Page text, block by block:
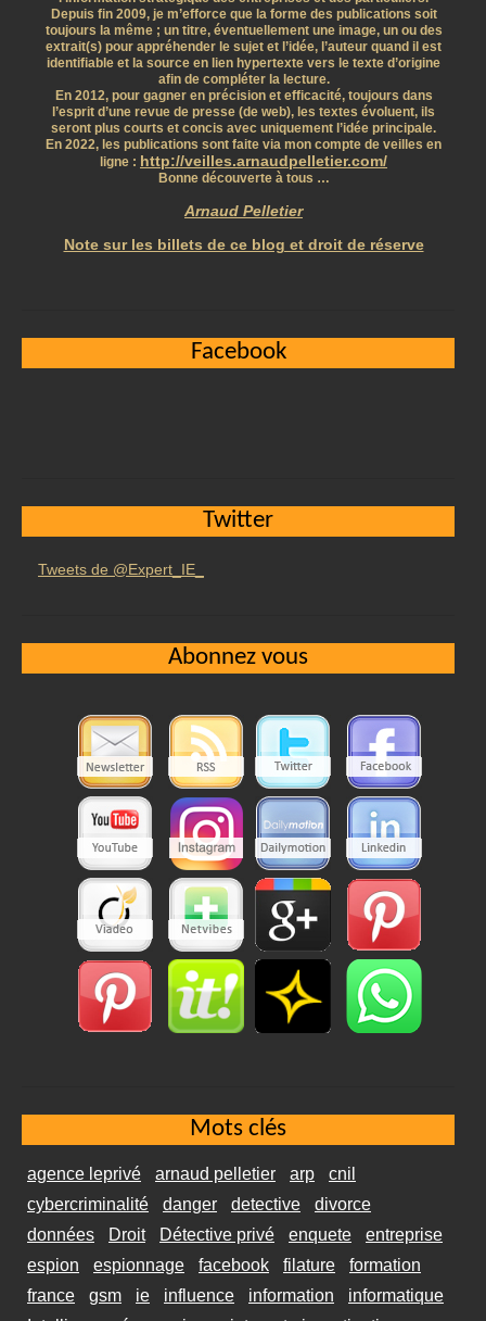
Depuis fin 2009, je m’efforce que la forme des publications soit
toujours la même ; un titre, éventuellement une image, un ou des
extrait(s) pour appréhender le sujet et l’idée, l’auteur quand il est
identifiable et la source en lien hypertexte vers le texte d’origine
afin de compléter la lecture.
En 2012, pour gagner en précision et efficacité, toujours dans
l’esprit d’une revue de presse (de web), les textes évoluent, ils
seront plus courts et concis avec uniquement l’idée principale.
En 2022, les publications sont faite via mon compte de veilles en
ligne : http://veilles.arnaudpelletier.com/
Bonne découverte à tous …
Arnaud Pelletier
Note sur les billets de ce blog et droit de réserve
Facebook
Twitter
Tweets de @Expert_IE_
Abonnez vous
Mots clés
agence leprivé arnaud pelletier arp
cnil
cybercriminalité
danger detective
divorce
données
Droit Détective privé enquete
entreprise
espion
espionnage facebook filature
formation
france
gsm ie influence information
informatique